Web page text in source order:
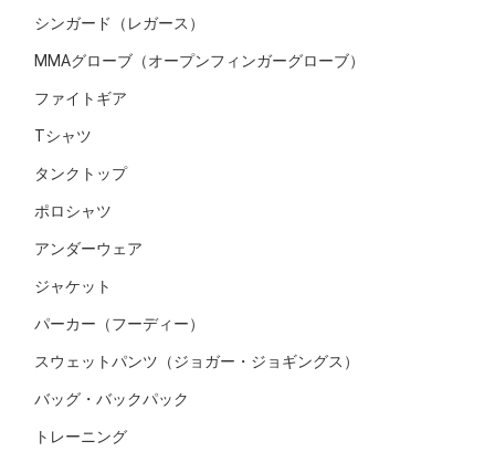
シンガード（レガース）
MMAグローブ（オープンフィンガーグローブ）
ファイトギア
Tシャツ
タンクトップ
ポロシャツ
アンダーウェア
ジャケット
パーカー（フーディー）
スウェットパンツ（ジョガー・ジョギングス）
バッグ・バックパック
トレーニング